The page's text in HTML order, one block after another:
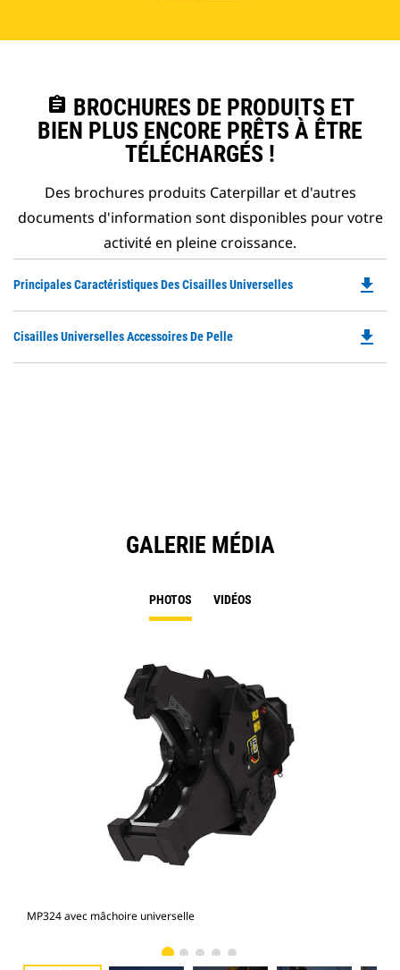
assignment BROCHURES DE PRODUITS ET
BIEN PLUS ENCORE PRÊTS À ÊTRE
TÉLÉCHARGÉS !
Des brochures produits Caterpillar et d'autres
documents d'information sont disponibles pour votre
activité en pleine croissance.
Principales Caractéristiques Des Cisailles Universelles
a
file_download
Cisailles Universelles Accessoires De Pelle file_download
GALERIE MÉDIA
PHOTOS VIDÉOS
MP324 avec mâchoire universelle